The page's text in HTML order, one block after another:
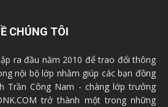
CHÚNG TÔI
ra đầu năm 2010 để trao đổi thông
nội bộ lớp nhằm giúp các bạn đồng
Trần Công Nam - chàng lớp trưởng
trở thành một trong những